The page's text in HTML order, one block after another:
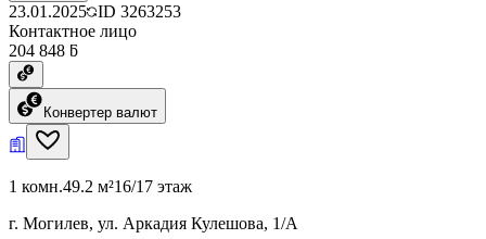
23.01.2025 ID 3263253
Контактное лицо
204 848 ƃ
Конвертер валют
1 комн.49.2 м²16/17 этаж
г. Могилев, ул. Аркадия Кулешова, 1/А